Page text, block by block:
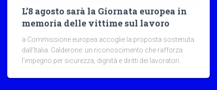
L’8 agosto sarà la Giornata europea in
memoria delle vittime sul lavoro
a Commissione europea accoglie la proposta sostenuta
dall’Italia. Calderone: un riconoscimento che rafforza
l’impegno per sicurezza, dignità e diritti dei lavoratori.